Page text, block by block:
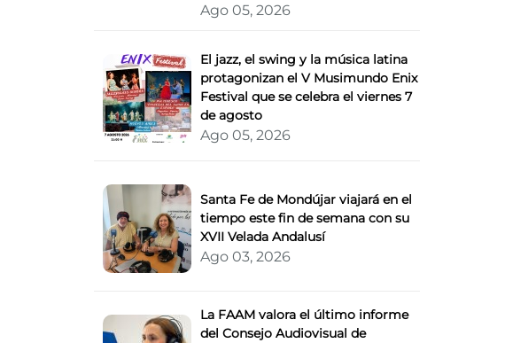
Ago 05, 2026
El jazz, el swing y la música latina
protagonizan el V Musimundo Enix
Festival que se celebra el viernes 7
de agosto
Ago 05, 2026
Santa Fe de Mondújar viajará en el
tiempo este fin de semana con su
XVII Velada Andalusí
Ago 03, 2026
La FAAM valora el último informe
del Consejo Audiovisual de